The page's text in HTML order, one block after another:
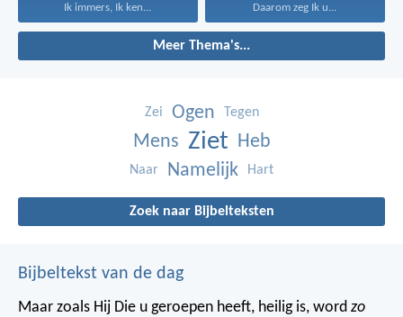
Ik immers, Ik ken... Daarom zeg Ik u...
Meer Thema's...
Zei Ogen Tegen
Mens Ziet Heb
Naar Namelijk Hart
Zoek naar Bijbelteksten
Bijbeltekst van de dag
Maar zoals Hij Die u geroepen heeft, heilig is, word zo